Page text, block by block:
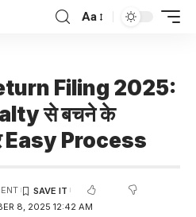
Aa
Filing 2025:
से बचने के
Process
8, 2025 12:42 AM